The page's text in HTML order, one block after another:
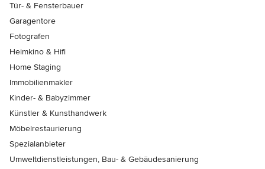
Tür- & Fensterbauer
Garagentore
Fotografen
Heimkino & Hifi
Home Staging
Immobilienmakler
Kinder- & Babyzimmer
Künstler & Kunsthandwerk
Möbelrestaurierung
Spezialanbieter
Umweltdienstleistungen, Bau- & Gebäudesanierung